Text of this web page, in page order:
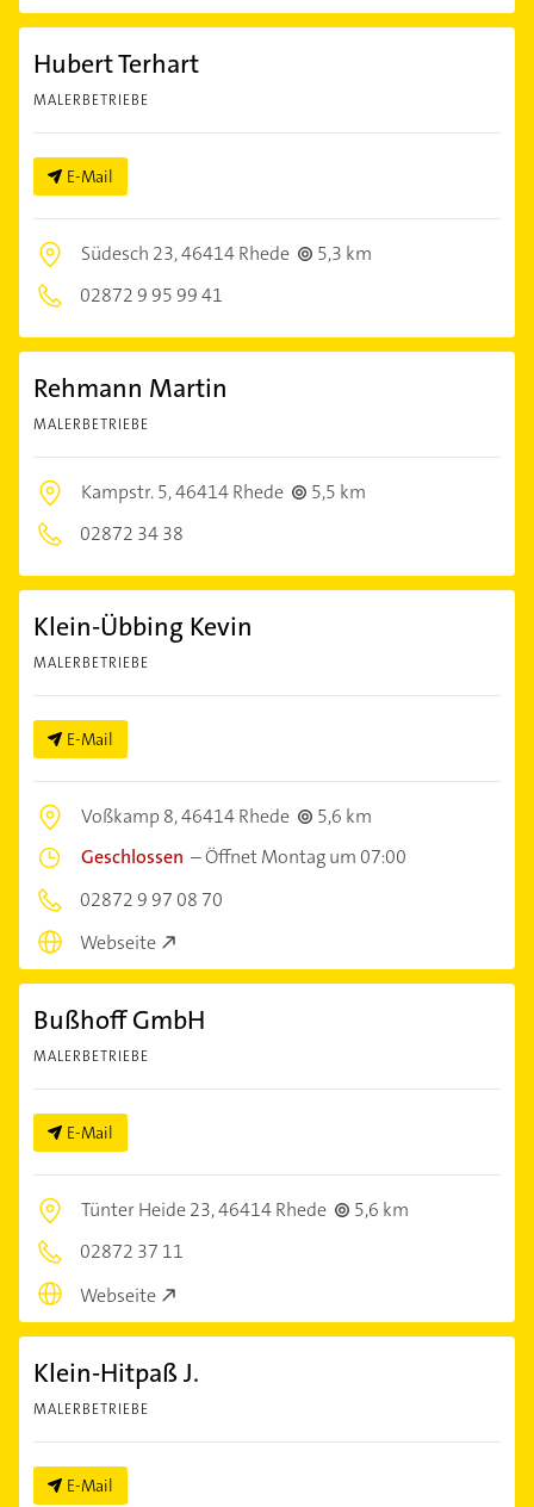
Hubert Terhart
MALERBETRIEBE
E-Mail
Südesch 23,46414 Rhede
5,3 km
02872 9 95 99 41
Rehmann Martin
MALERBETRIEBE
Kampstr. 5,46414 Rhede
5,5 km
02872 34 38
Klein-Übbing Kevin
MALERBETRIEBE
E-Mail
Voßkamp 8,46414 Rhede
5,6 km
Geschlossen –Öffnet Montag um 07:00
02872 9 97 08 70
Webseite
Bußhoff GmbH
MALERBETRIEBE
E-Mail
Tünter Heide 23,46414 Rhede
5,6 km
02872 37 11
Webseite
Klein-Hitpaß J.
MALERBETRIEBE
E-Mail